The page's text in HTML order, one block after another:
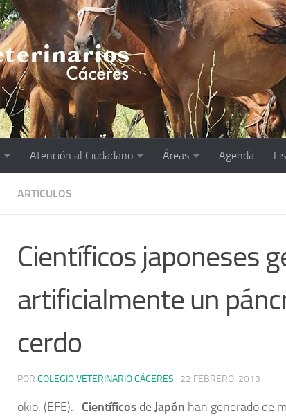
Atención al Ciudadano Áreas Agenda
ARTICULOS
Científicos japoneses
artificialmente un
cerdo
POR COLEGIO VETERINARIO CÁCERES · 22 FEBRERO, 2013
okio. (EFE).- Científicos deJapón han generado de